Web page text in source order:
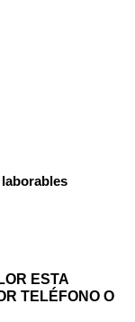
ESTA
TELÉFONO O